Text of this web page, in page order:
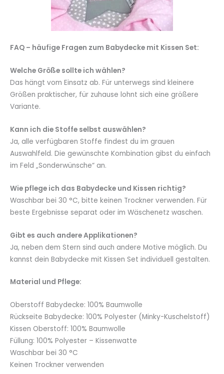
FAQ – häufige Fragen zum Babydecke mit Kissen Set:
Welche Größe sollte ich wählen?
Das hängt vom Einsatz ab. Für unterwegs sind kleinere
Größen praktischer, für zuhause lohnt sich eine größere
Variante.
Kann ich die Stoffe selbst auswählen?
Ja, alle verfügbaren Stoffe findest du im grauen
Auswahlfeld. Die gewünschte Kombination gibst du einfach
im Feld „Sonderwünsche“ an.
Wie pflege ich das Babydecke und Kissen richtig?
Waschbar bei 30 °C, bitte keinen Trockner verwenden. Für
beste Ergebnisse separat oder im Wäschenetz waschen.
Gibt es auch andere Applikationen?
Ja, neben dem Stern sind auch andere Motive möglich. Du
kannst dein Babydecke mit Kissen Set individuell gestalten.
Material und Pflege:
Oberstoff Babydecke: 100% Baumwolle
Rückseite Babydecke: 100% Polyester (Minky-Kuschelstoff)
Kissen Oberstoff: 100% Baumwolle
Füllung: 100% Polyester – Kissenwatte
Waschbar bei 30 °C
Keinen Trockner verwenden